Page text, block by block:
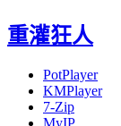
重灌狂人
PotPlayer
KMPlayer
7-Zip
MyIP